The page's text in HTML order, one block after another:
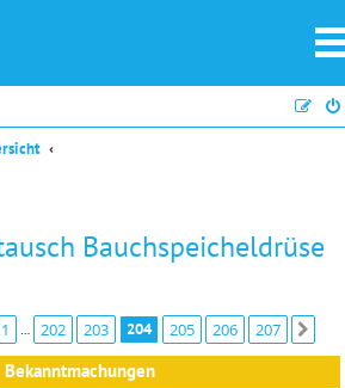
Bauchspeicheldrüse
204 von207
Vorherige
1 202 203 204 205 206 207
Bekanntmachungen